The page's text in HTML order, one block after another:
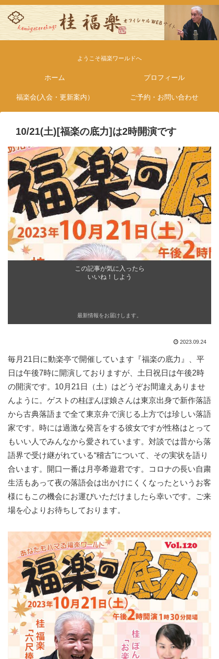
ようこそ福楽ワールドへ
ホーム プロフィール
福楽会(入会・更新案内） ご予約・お問い合わせ
10/21(土)[福楽の底力]は2時開演です
この記事が気に入ったら
いいね！しよう
最新情報をお届けします。
2023.09.24
毎月21日に動楽亭で開催しています『福楽の底力』、平
日は午後7時に開演しておりますが、土日祝日は午後2時
の開演です。10月21日（土）はどうぞお間違えありませ
んように。ゲストの桂ぽんぽ娘さんは東京出身で新作落語
から古典落語まで全て東京弁で演じる上方では珍しい落語
家です。時には過激な発言をする彼女ですが性格はとって
もいい人でみんなから愛されています。対談では昔から落
語界で受け継がれている“稽古”について、その実状を語り
合います。開口一番は月亭希遊君です。コロナの長い自粛
生活もあって夜の落語会は出かけにくくなったというお客
様にもこの機会にお運びいただけましたら幸いです。ご来
場を心よりお待ちしております。